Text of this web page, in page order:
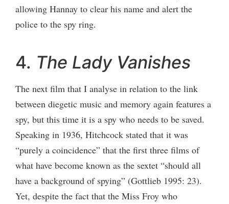
allowing Hannay to clear his name and alert the
police to the spy ring.
4. The Lady Vanishes
The next film that I analyse in relation to the link
between diegetic music and memory again features a
spy, but this time it is a spy who needs to be saved.
Speaking in 1936, Hitchcock stated that it was
“purely a coincidence” that the first three films of
what have become known as the sextet “should all
have a background of spying” (Gottlieb 1995: 23).
Yet, despite the fact that the Miss Froy who